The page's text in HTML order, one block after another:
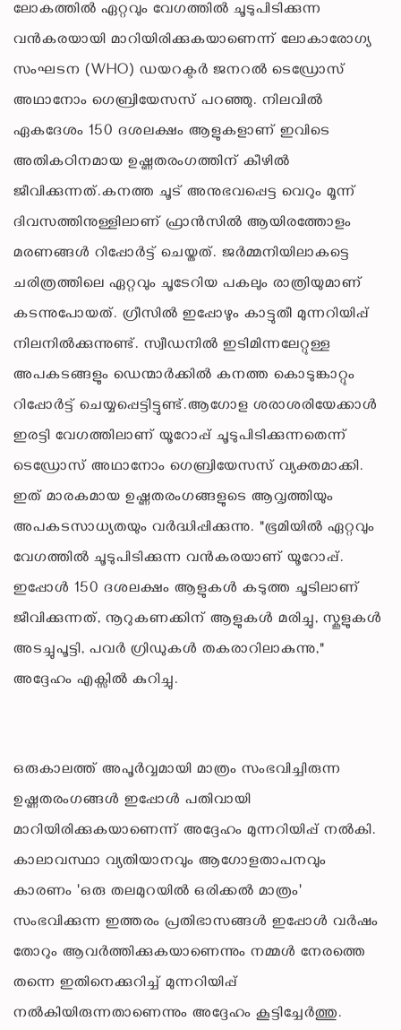
ലോകത്തിൽ ഏറ്റവും വേഗത്തിൽ ചൂടുപിടിക്കുന്ന
വൻകരയായി മാറിയിരിക്കുകയാണെന്ന് ലോകാരോഗ്യ
സംഘടന (WHO) ഡയറക്ടർ ജനറൽ ടെഡ്രോസ്
അഥാനോം ഗെബ്രിയേസസ് പറഞ്ഞു. നിലവിൽ
ഏകദേശം 150 ദശലക്ഷം ആളുകളാണ് ഇവിടെ
അതികഠിനമായ ഉഷ്ണതരംഗത്തിന് കീഴിൽ
ജീവിക്കുന്നത്.കനത്ത ചൂട് അനുഭവപ്പെട്ട വെറും മൂന്ന്
ദിവസത്തിനുള്ളിലാണ് ഫ്രാൻസിൽ ആയിരത്തോളം
മരണങ്ങൾ റിപ്പോർട്ട് ചെയ്തത്. ജർമ്മനിയിലാകട്ടെ
ചരിത്രത്തിലെ ഏറ്റവും ചൂടേറിയ പകലും രാത്രിയുമാണ്
കടന്നുപോയത്. ഗ്രീസിൽ ഇപ്പോഴും കാട്ടുതീ മുന്നറിയിപ്പ്
നിലനിൽക്കുന്നുണ്ട്. സ്വീഡനിൽ ഇടിമിന്നലേറ്റുള്ള
അപകടങ്ങളും ഡെന്മാർക്കിൽ കനത്ത കൊടുങ്കാറ്റും
റിപ്പോർട്ട് ചെയ്യപ്പെട്ടിട്ടുണ്ട്.ആഗോള ശരാശരിയേക്കാൾ
ഇരട്ടി വേഗത്തിലാണ് യൂറോപ്പ് ചൂടുപിടിക്കുന്നതെന്ന്
ടെഡ്രോസ് അഥാനോം ഗെബ്രിയേസസ് വ്യക്തമാക്കി.
ഇത് മാരകമായ ഉഷ്ണതരംഗങ്ങളുടെ ആവൃത്തിയും
അപകടസാധ്യതയും വർദ്ധിപ്പിക്കുന്നു. "ഭൂമിയിൽ ഏറ്റവും
വേഗത്തിൽ ചൂടുപിടിക്കുന്ന വൻകരയാണ് യൂറോപ്പ്.
ഇപ്പോൾ 150 ദശലക്ഷം ആളുകൾ കടുത്ത ചൂടിലാണ്
ജീവിക്കുന്നത്, നൂറുകണക്കിന് ആളുകൾ മരിച്ചു, സ്കൂളുകൾ
അടച്ചുപൂട്ടി, പവർ ഗ്രിഡുകൾ തകരാറിലാകുന്നു,"
അദ്ദേഹം എക്സിൽ കുറിച്ചു.
ഒരുകാലത്ത് അപൂർവ്വമായി മാത്രം സംഭവിച്ചിരുന്ന
ഉഷ്ണതരംഗങ്ങൾ ഇപ്പോൾ പതിവായി
മാറിയിരിക്കുകയാണെന്ന് അദ്ദേഹം മുന്നറിയിപ്പ് നൽകി.
കാലാവസ്ഥാ വ്യതിയാനവും ആഗോളതാപനവും
കാരണം 'ഒരു തലമുറയിൽ ഒരിക്കൽ മാത്രം'
സംഭവിക്കുന്ന ഇത്തരം പ്രതിഭാസങ്ങൾ ഇപ്പോൾ വർഷം
തോറും ആവർത്തിക്കുകയാണെന്നും നമ്മൾ നേരത്തെ
തന്നെ ഇതിനെക്കുറിച്ച് മുന്നറിയിപ്പ്
നൽകിയിരുന്നതാണെന്നും അദ്ദേഹം കൂട്ടിച്ചേർത്തു.